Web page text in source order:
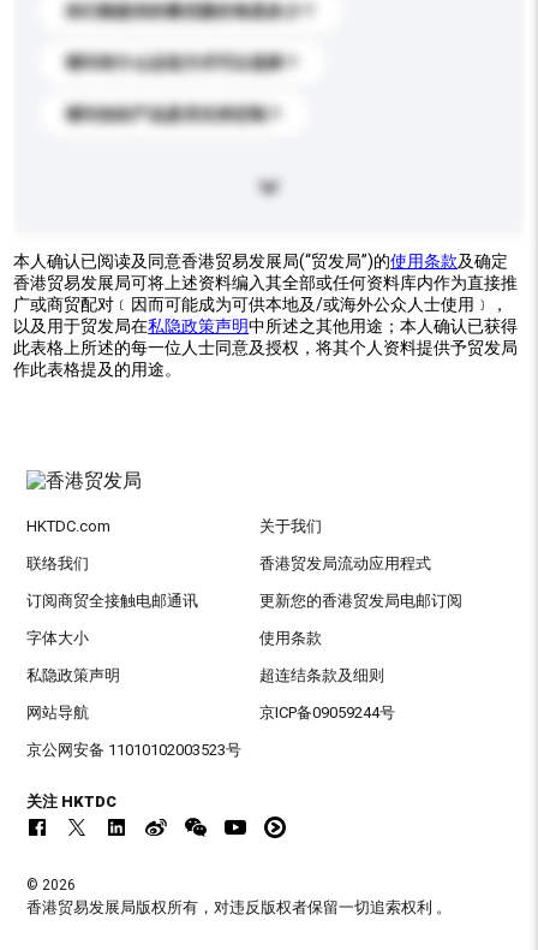
你们能提供的最优惠价格是多少？
请问有什么运送方式可以选择？
请问你的产品是否支持定制？
本人确认已阅读及同意香港贸易发展局(“贸发局”)的使用条款及确定
香港贸易发展局可将上述资料编入其全部或任何资料库内作为直接推
广或商贸配对﹝因而可能成为可供本地及/或海外公众人士使用﹞，
以及用于贸发局在私隐政策声明中所述之其他用途；本人确认已获得
此表格上所述的每一位人士同意及授权，将其个人资料提供予贸发局
作此表格提及的用途。
HKTDC.com 关于我们
联络我们 香港贸发局流动应用程式
订阅商贸全接触电邮通讯 更新您的香港贸发局电邮订阅
字体大小 使用条款
私隐政策声明 超连结条款及细则
网站导航 京ICP备09059244号
京公网安备 11010102003523号
关注 HKTDC
© 2026
香港贸易发展局版权所有，对违反版权者保留一切追索权利 。